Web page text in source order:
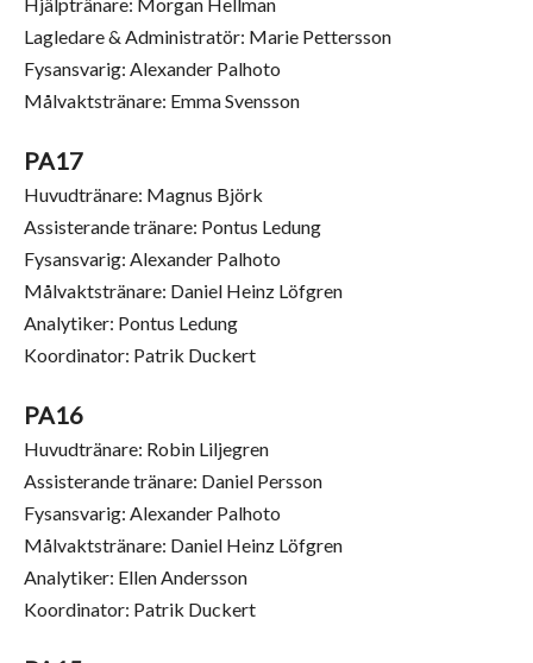
Lagledare & Administratör: Marie Pettersson
Fysansvarig: Alexander Palhoto
Målvaktstränare: Emma Svensson
PA17
Huvudtränare: Magnus Björk
Assisterande tränare: Pontus Ledung
Fysansvarig: Alexander Palhoto
Målvaktstränare: Daniel Heinz Löfgren
Analytiker: Pontus Ledung
Koordinator: Patrik Duckert
PA16
Huvudtränare: Robin Liljegren
Assisterande tränare: Daniel Persson
Fysansvarig: Alexander Palhoto
Målvaktstränare: Daniel Heinz Löfgren
Analytiker: Ellen Andersson
Koordinator: Patrik Duckert